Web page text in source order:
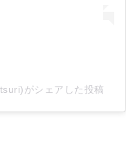
がシェアした投稿